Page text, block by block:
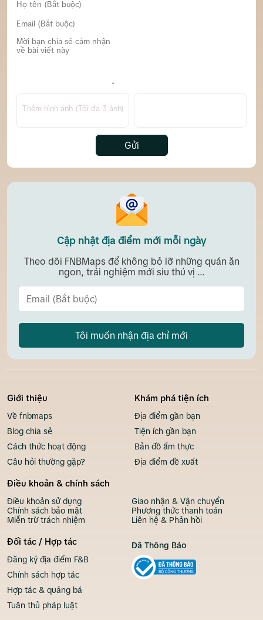
Thêm hình ảnh (Tối đa 3 ảnh)
Gửi
Cập nhật địa điểm mới mỗi ngày
Theo dõi FNBMaps để không bỏ lỡ những quán ăn
ngon, trải nghiệm mới siu thú vị ...
Tôi muốn nhận địa chỉ mới
Giới thiệu
Về fnbmaps
Blog chia sẻ
Cách thức hoạt động
Câu hỏi thường gặp?
Khám phá tiện ích
Địa điểm gần bạn
Tiện ích gần bạn
Bản đồ ẩm thực
Địa điểm đề xuất
Điều khoản & chính sách
Điều khoản sử dụng
Chính sách bảo mật
Miễn trừ trách nhiệm
Giao nhận & Vận chuyển
Phương thức thanh toán
Liên hệ & Phản hồi
Đối tác / Hợp tác
Đăng ký địa điểm F&B
Chính sách hợp tác
Hợp tác & quảng bá
Tuân thủ pháp luật
Đã Thông Báo